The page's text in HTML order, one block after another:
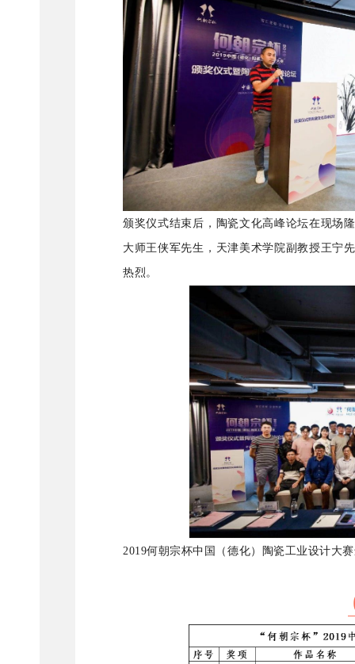
颁奖仪式结束后，陶瓷文化高峰论坛在现场
大师王侠军先生，天津美术学院副教授王宁
热烈。
2019何朝宗杯中国（德化）陶瓷工业设计大